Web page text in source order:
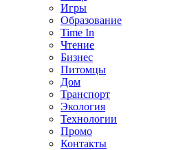
Игры
Образование
Time In
Чтение
Бизнес
Питомцы
Дом
Транспорт
Экология
Технологии
Промо
Контакты